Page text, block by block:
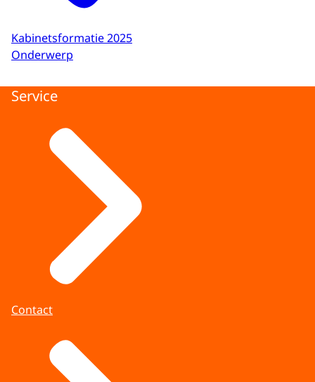
Kabinetsformatie 2025
Onderwerp
Service
Contact